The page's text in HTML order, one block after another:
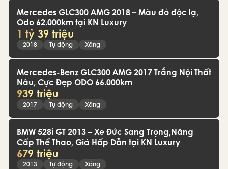
Mercedes GLC300 AMG 2018 – Màu đỏ độc lạ,
Odo 62.000km tại KN Luxury
1 tỷ 39 triệu
2018 Tự động Xăng
Mercedes-Benz GLC300 AMG 2017 Trắng Nội Thất
Nâu, Cực Đẹp ODO 66.000km
939 triệu
2017 Tự động Xăng
BMW 528i GT 2013 – Xe Đức Sang Trọng,Nâng
Cấp Thể Thao, Giá Hấp Dẫn tại KN Luxury
679 triệu
2013 Tự động Xăng